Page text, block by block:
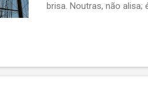
brisa. Noutras, não alisa;